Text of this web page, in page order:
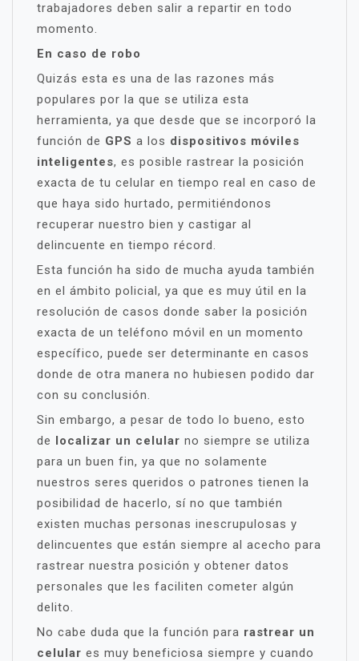
trabajadores deben salir a repartir en todo
momento.
En caso de robo
Quizás esta es una de las razones más
populares por la que se utiliza esta
herramienta, ya que desde que se incorporó la
función de GPS a los dispositivos móviles
inteligentes, es posible rastrear la posición
exacta de tu celular en tiempo real en caso de
que haya sido hurtado, permitiéndonos
recuperar nuestro bien y castigar al
delincuente en tiempo récord.
Esta función ha sido de mucha ayuda también
en el ámbito policial, ya que es muy útil en la
resolución de casos donde saber la posición
exacta de un teléfono móvil en un momento
específico, puede ser determinante en casos
donde de otra manera no hubiesen podido dar
con su conclusión.
Sin embargo, a pesar de todo lo bueno, esto
de localizar un celular no siempre se utiliza
para un buen fin, ya que no solamente
nuestros seres queridos o patrones tienen la
posibilidad de hacerlo, sí no que también
existen muchas personas inescrupulosas y
delincuentes que están siempre al acecho para
rastrear nuestra posición y obtener datos
personales que les faciliten cometer algún
delito.
No cabe duda que la función para rastrear un
celular es muy beneficiosa siempre y cuando